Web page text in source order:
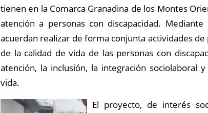
tienen en la Comarca Granadina de los Montes
atención a personas con discapacidad.
acuerdan realizar de forma conjunta actividades
de la calidad de vida de las personas con
atención, la inclusión, la integración sociolaboral
vida.
El proyecto, de interés